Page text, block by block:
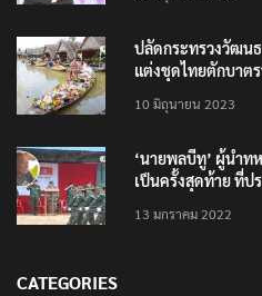
ปลัดกระทรวงวัฒนธ
แต่งชุดไทยตักบาต
10 มิถุนายน 2023
‘นายพลบีทู’ ผู้นำท
เป็นครั้งสุดท้าย ที่ป
13 มกราคม 2022
CATEGORIES